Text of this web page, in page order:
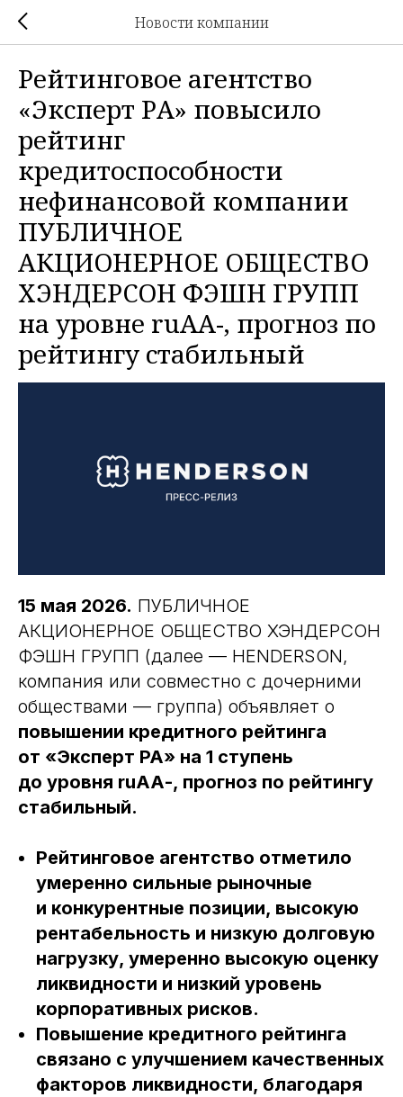
Новости компании
Рейтинговое агентство
«Эксперт РА» повысило
рейтинг
кредитоспособности
нефинансовой компании
ПУБЛИЧНОЕ
АКЦИОНЕРНОЕ ОБЩЕСТВО
ХЭНДЕРСОН ФЭШН ГРУПП
на уровне ruAА-, прогноз по
рейтингу стабильный
15 мая 2026. ПУБЛИЧНОЕ
АКЦИОНЕРНОЕ ОБЩЕСТВО ХЭНДЕРСОН
ФЭШН ГРУПП (далее — HENDERSON,
компания или совместно с дочерними
обществами — группа) объявляет о
повышении кредитного рейтинга
от «Эксперт РА» на 1 ступень
до уровня ruAА-, прогноз по рейтингу
стабильный.
Рейтинговое агентство отметило
умеренно сильные рыночные
и конкурентные позиции, высокую
рентабельность и низкую долговую
нагрузку, умеренно высокую оценку
ликвидности и низкий уровень
корпоративных рисков.
Повышение кредитного рейтинга
связано с улучшением качественных
факторов ликвидности, благодаря